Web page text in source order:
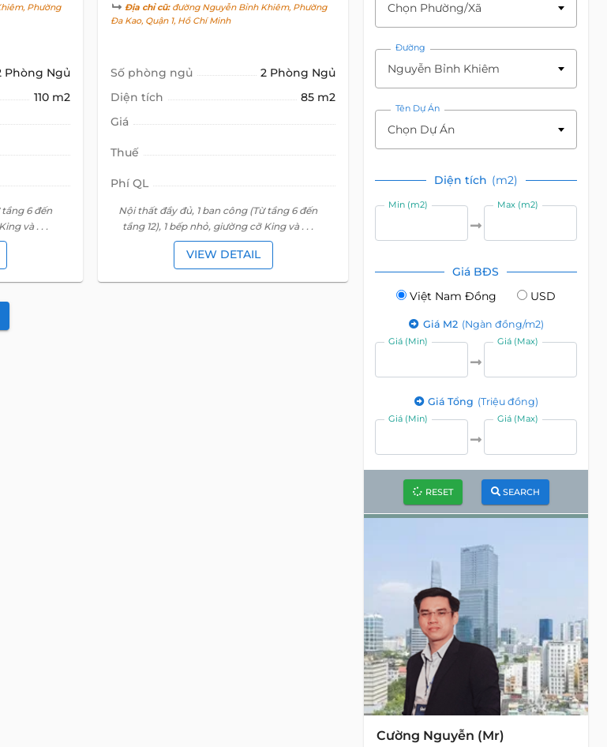
Phường
Phòng Ngủ
110 m2
6 đến
và . . .
Địa chỉ cũ:đường Nguyễn Bỉnh Khiêm, Phường
Đa Kao, Quận 1, Hồ Chí Minh
Số phòng ngủ
2 Phòng Ngủ
Diện tích
85 m2
Giá
Thuế
Phí QL
Nội thất đầy đủ, 1 ban công (Từ tầng 6 đến
tầng 12), 1 bếp nhỏ, giường cỡ King và . . .
VIEW DETAIL
Chọn Phường/Xã
Đường
Nguyễn Bỉnh Khiêm
Tên Dự Án
Chọn Dự Án
Diện tích (m2)
Min (m2) Max (m2)
Giá BĐS
Việt Nam Đồng
USD
Giá M2 (Ngàn đồng/m2)
Giá (Min) Giá (Max)
Giá Tổng (Triệu đồng)
Giá (Min) Giá (Max)
RESET SEARCH
Cường Nguyễn (Mr)